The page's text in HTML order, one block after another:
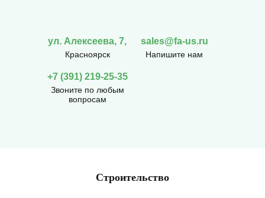
ул. Алексеева, 7,
Красноярск
sales@fa-us.ru
Напишите нам
+7 (391) 219-25-35
Звоните по любым
вопросам
Строительство